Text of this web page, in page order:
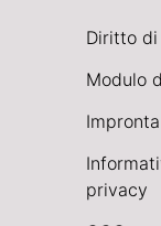
Diritto di
Modulo
Impronta
privacy